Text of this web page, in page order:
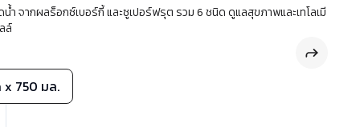
จากผลร็อกซ์เบอร์กี้ และซูเปอร์ฟรุต รวม 6 ชนิด ดูแลสุขภาพและเทโลเมี
ล์
x 750 มล.